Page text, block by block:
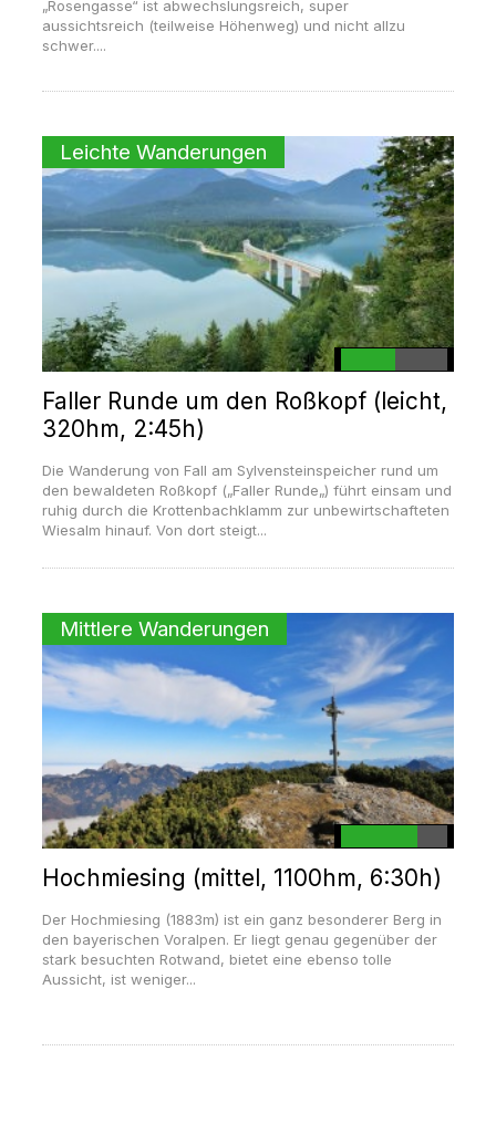
„Rosengasse“ ist abwechslungsreich, super
aussichtsreich (teilweise Höhenweg) und nicht allzu
schwer....
Leichte Wanderungen
Faller Runde um den Roßkopf (leicht,
320hm, 2:45h)
Die Wanderung von Fall am Sylvensteinspeicher rund um
den bewaldeten Roßkopf („Faller Runde„) führt einsam und
ruhig durch die Krottenbachklamm zur unbewirtschafteten
Wiesalm hinauf. Von dort steigt...
Mittlere Wanderungen
Hochmiesing (mittel, 1100hm, 6:30h)
Der Hochmiesing (1883m) ist ein ganz besonderer Berg in
den bayerischen Voralpen. Er liegt genau gegenüber der
stark besuchten Rotwand, bietet eine ebenso tolle
Aussicht, ist weniger...